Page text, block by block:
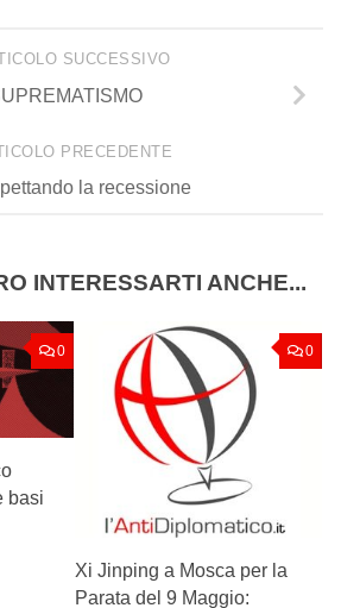
SUCCESSIVO
PRECEDENTE
la recessione
INTERESSARTI ANCHE...
0
basi
0
Xi Jinping a Mosca per la
Parata del 9 Maggio: